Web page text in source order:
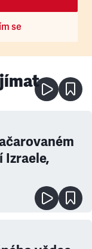
se
Izraele,